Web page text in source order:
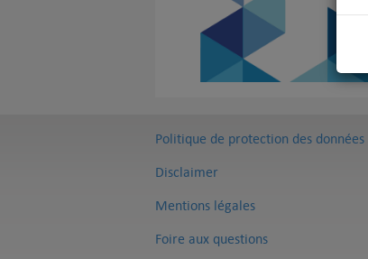
Politique de protection des données
Disclaimer
Mentions légales
Foire aux questions